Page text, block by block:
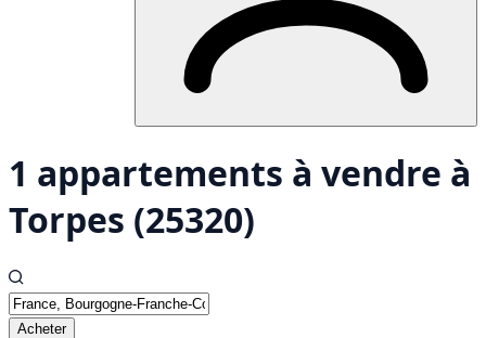
1 appartements à vendre à
Torpes (25320)
Acheter